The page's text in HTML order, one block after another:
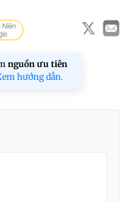
nguồn ưu tiên
hướng dẫn.